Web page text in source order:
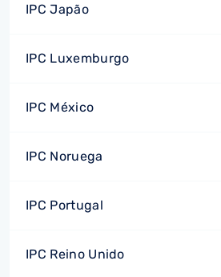
IPC Japão
IPC Luxemburgo
IPC México
IPC Noruega
IPC Portugal
IPC Reino Unido